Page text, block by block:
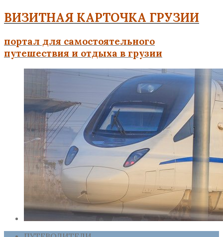
ВИЗИТНАЯ КАРТОЧКА ГРУЗИИ
портал для самостоятельного
путешествия и отдыха в грузии